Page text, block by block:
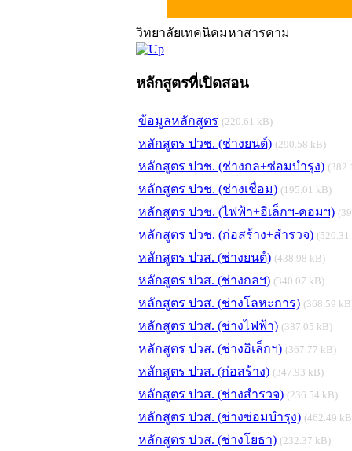
วิทยาลัยเทคนิคมหาสารคาม
หลักสูตรที่เปิดสอน
ข้อมูลหลักสูตร (220.61 kB)
หลักสูตร ปวช. (ช่างยนต์) (290.58 kB)
หลักสูตร ปวช. (ช่างกล+ซ่อมบำรุง)
หลักสูตร ปวช. (ช่างเชื่อม) (195.01 kB)
หลักสูตร ปวช. (ไฟฟ้า+อิเล็กฯ-คอมฯ)
หลักสูตร ปวช. (ก่อสร้าง+สำรวจ)
หลักสูตร ปวส. (ช่างยนต์) (438.98 kB)
หลักสูตร ปวส. (ช่างกลฯ) (340.07 kB)
หลักสูตร ปวส. (ช่างโลหะการ) (368.59
หลักสูตร ปวส. (ช่างไฟฟ้า) (387.05 kB)
หลักสูตร ปวส. (ช่างอิเล็กฯ) (367.77 kB)
หลักสูตร ปวส. (ก่อสร้าง) (347.93 kB)
หลักสูตร ปวส. (ช่างสำรวจ) (236.54 kB)
หลักสูตร ปวส. (ช่างซ่อมบำรุง) (462.49
หลักสูตร ปวส. (ช่างโยธา) (232.37 kB)